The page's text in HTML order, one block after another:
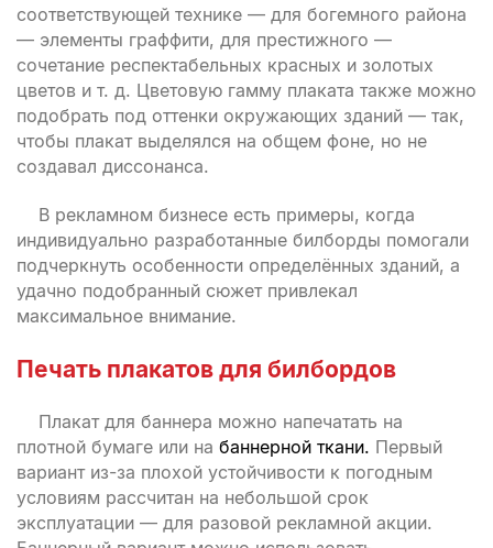
соответствующей технике — для богемного района
— элементы граффити, для престижного —
сочетание респектабельных красных и золотых
цветов и т. д. Цветовую гамму плаката также можно
подобрать под оттенки окружающих зданий — так,
чтобы плакат выделялся на общем фоне, но не
создавал диссонанса.
В рекламном бизнесе есть примеры, когда
индивидуально разработанные билборды помогали
подчеркнуть особенности определённых зданий, а
удачно подобранный сюжет привлекал
максимальное внимание.
Печать плакатов для билбордов
Плакат для баннера можно напечатать на
плотной бумаге или на баннерной ткани. Первый
вариант из-за плохой устойчивости к погодным
условиям рассчитан на небольшой срок
эксплуатации — для разовой рекламной акции.